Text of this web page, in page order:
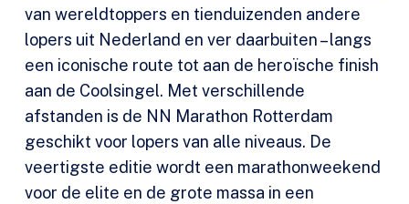
van wereldtoppers en tienduizenden andere
lopers uit Nederland en ver daarbuiten – langs
een iconische route tot aan de heroïsche finish
aan de Coolsingel. Met verschillende
afstanden is de NN Marathon Rotterdam
geschikt voor lopers van alle niveaus. De
veertigste editie wordt een marathonweekend
voor de elite en de grote massa in een